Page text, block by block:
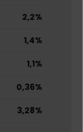
2,2%
1,4%
1,1%
0,36%
3,28%